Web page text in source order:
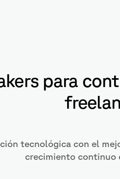
para
tecnológica con el
crecimiento continuo